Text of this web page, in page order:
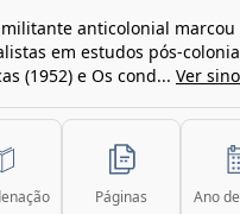
anticolonial marcou
em estudos pós-
(1952) e Os cond... Ver
Páginas Ano